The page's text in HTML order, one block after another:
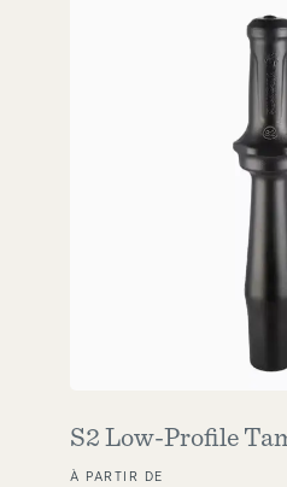
S2 Low-Profile
À PARTIR DE